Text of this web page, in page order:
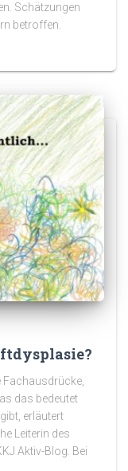
Schätzungen
betroffen.
das bedeutet
erläutert
Leiterin des
Aktiv-Blog. Bei